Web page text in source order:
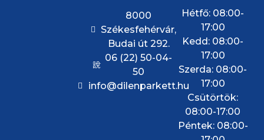
8000
Székesfehérvár,
Budai út 292.
06 (22) 50-04-
50
info@dilenparkett.hu
Hétfő: 08:00-
17:00
Kedd: 08:00-
17:00
Szerda: 08:00-
17:00
Csütörtök:
08:00-17:00
Péntek: 08:00-